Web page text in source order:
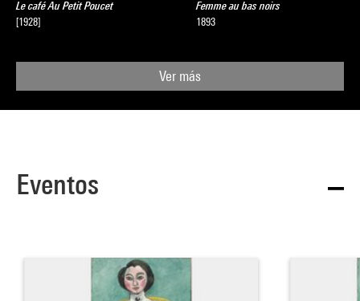
Le café Au Petit Poucet
[1928]
Femme au bas noirs
1893
Ver más
Eventos